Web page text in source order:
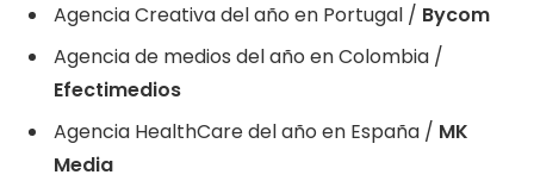
Agencia Creativa del año en Portugal / Bycom
Agencia de medios del año en Colombia /
Efectimedios
Agencia HealthCare del año en España / MK
Media